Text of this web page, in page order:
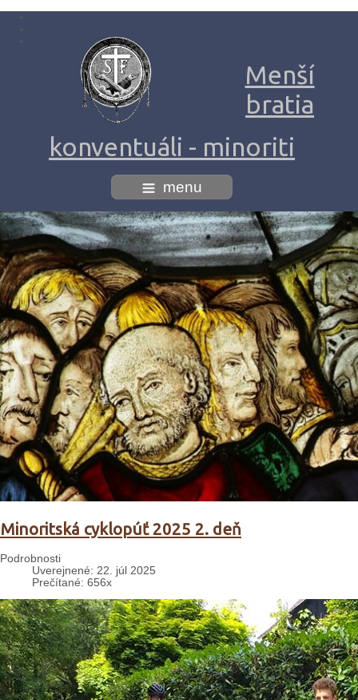
Menší
bratia
konventuáli - minoriti
menu
Minoritská cyklopúť 2025 2. deň
Podrobnosti
Uverejnené: 22. júl 2025
Prečítané: 656x